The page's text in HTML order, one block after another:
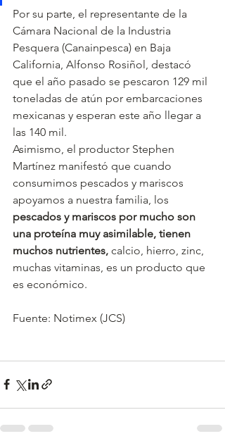
Por su parte, el representante de la
Cámara Nacional de la Industria
Pesquera (Canainpesca) en Baja
California, Alfonso Rosiñol, destacó
que el año pasado se pescaron 129 mil
toneladas de atún por embarcaciones
mexicanas y esperan este año llegar a
las 140 mil.
Asimismo, el productor Stephen
Martínez manifestó que cuando
consumimos pescados y mariscos
apoyamos a nuestra familia, los
pescados y mariscos por mucho son
una proteína muy asimilable, tienen
muchos nutrientes, calcio, hierro, zinc,
muchas vitaminas, es un producto que
es económico.
Fuente: Notimex (JCS)